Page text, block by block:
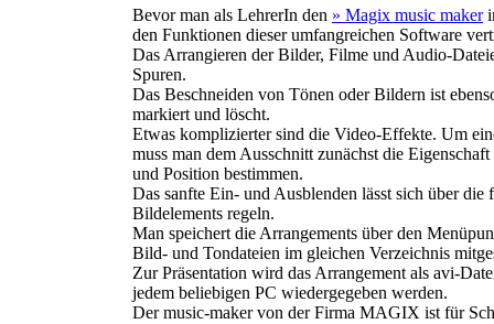
Bevor man als LehrerIn den » Magix music maker
den Funktionen dieser umfangreichen Software
Das Arrangieren der Bilder, Filme und Audio-
Spuren.
Das Beschneiden von Tönen oder Bildern ist
markiert und löscht.
Etwas komplizierter sind die Video-Effekte. Um
muss man dem Ausschnitt zunächst die
und Position bestimmen.
Das sanfte Ein- und Ausblenden lässt sich über
Bildelements regeln.
Man speichert die Arrangements über den
Bild- und Tondateien im gleichen Verzeichnis
Zur Präsentation wird das Arrangement als avi-
jedem beliebigen PC wiedergegeben werden.
Der music-maker von der Firma MAGIX ist für